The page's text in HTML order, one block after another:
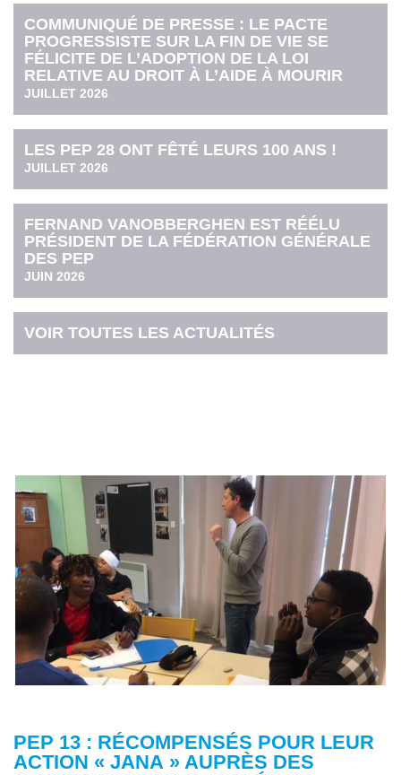
COMMUNIQUÉ DE PRESSE : LE PACTE
PROGRESSISTE SUR LA FIN DE VIE SE
FÉLICITE DE L’ADOPTION DE LA LOI
RELATIVE AU DROIT À L’AIDE À MOURIR
JUILLET 2026
LES PEP 28 ONT FÊTÉ LEURS 100 ANS !
JUILLET 2026
FERNAND VANOBBERGHEN EST RÉÉLU
PRÉSIDENT DE LA FÉDÉRATION GÉNÉRALE
DES PEP
JUIN 2026
VOIR TOUTES LES ACTUALITÉS
PEP 13 : RÉCOMPENSÉS POUR LEUR
ACTION « JANA » AUPRÈS DES